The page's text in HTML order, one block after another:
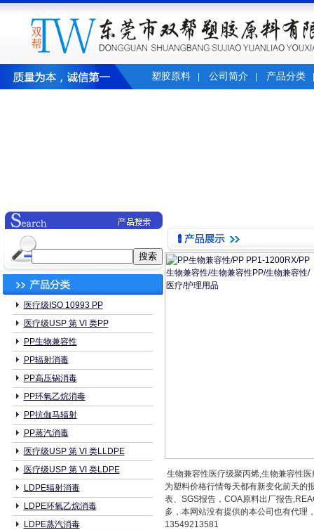
塑胶原料 公司简介 产品分类
医疗级ISO 10993 PP
医疗级USP 第 VI 类PP
PP生物兼容性
PP辐射消毒
PP高压锅消毒
PP环氧乙烷消毒
PP抗伽马辐射
PP蒸汽消毒
医疗级USP 第 VI 类LLDPE
医疗级USP 第 VI 类LDPE
LDPE辐射消毒
LDPE环氧乙烷消毒
LDPE蒸汽消毒
生物兼容性医疗级聚丙烯,生物兼容性
为塑料价格行情每天都有新变化前天的
表、SGS报告，COA原料出厂报告
多，本网站没有提供的本公司也有代
13549213581